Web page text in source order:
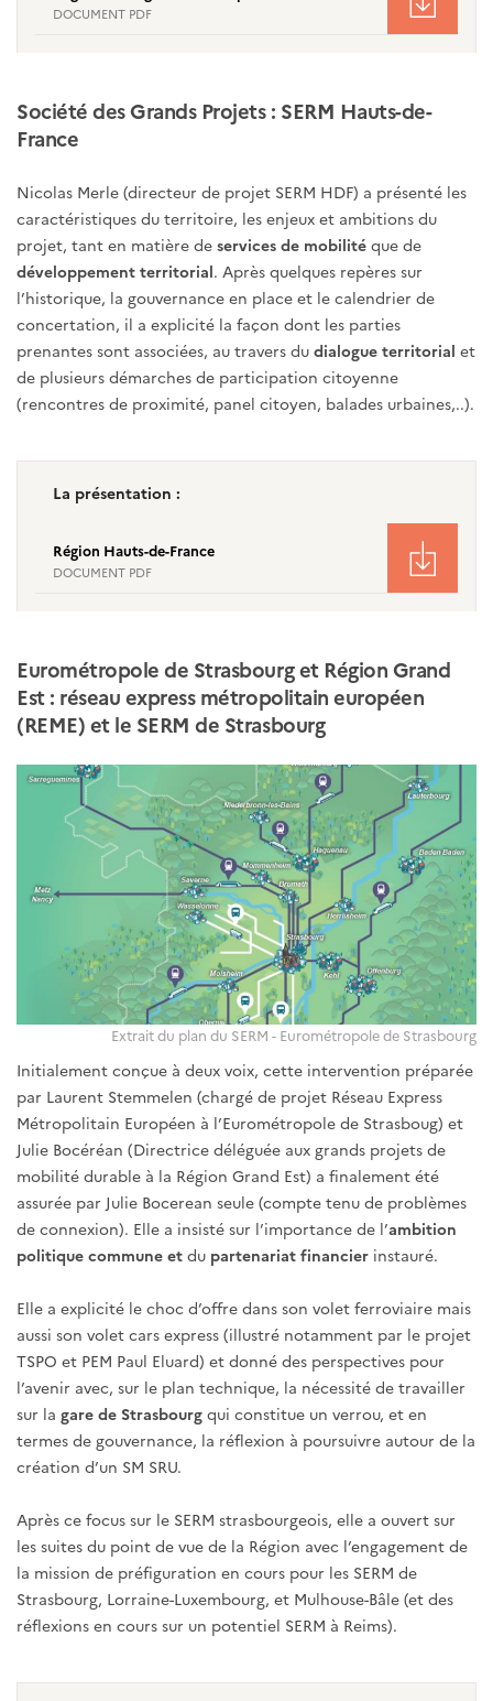
DOCUMENT PDF
Société des Grands Projets : SERM Hauts-de-
France
Nicolas Merle (directeur de projet SERM HDF) a présenté les
caractéristiques du territoire, les enjeux et ambitions du
projet, tant en matière de services de mobilité que de
développement territorial. Après quelques repères sur
l’historique, la gouvernance en place et le calendrier de
concertation, il a explicité la façon dont les parties
prenantes sont associées, au travers du dialogue territorial et
de plusieurs démarches de participation citoyenne
(rencontres de proximité, panel citoyen, balades urbaines,..).
La présentation :
Région Hauts-de-France
DOCUMENT PDF
Eurométropole de Strasbourg et Région Grand
Est : réseau express métropolitain européen
(REME) et le SERM de Strasbourg
Extrait du plan du SERM - Eurométropole de Strasbourg
Initialement conçue à deux voix, cette intervention préparée
par Laurent Stemmelen (chargé de projet Réseau Express
Métropolitain Européen à l’Eurométropole de Strasboug) et
Julie Bocéréan (Directrice déléguée aux grands projets de
mobilité durable à la Région Grand Est) a finalement été
assurée par Julie Bocerean seule (compte tenu de problèmes
de connexion). Elle a insisté sur l’importance de l’ambition
politique commune et du partenariat financier instauré.
Elle a explicité le choc d’offre dans son volet ferroviaire mais
aussi son volet cars express (illustré notamment par le projet
TSPO et PEM Paul Eluard) et donné des perspectives pour
l’avenir avec, sur le plan technique, la nécessité de travailler
sur la gare de Strasbourg qui constitue un verrou, et en
termes de gouvernance, la réflexion à poursuivre autour de la
création d’un SM SRU.
Après ce focus sur le SERM strasbourgeois, elle a ouvert sur
les suites du point de vue de la Région avec l’engagement de
la mission de préfiguration en cours pour les SERM de
Strasbourg, Lorraine-Luxembourg, et Mulhouse-Bâle (et des
réflexions en cours sur un potentiel SERM à Reims).